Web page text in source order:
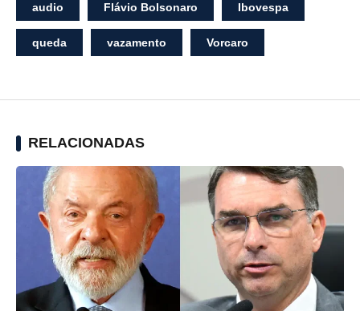
audio Flávio Bolsonaro Ibovespa
queda vazamento Vorcaro
RELACIONADAS